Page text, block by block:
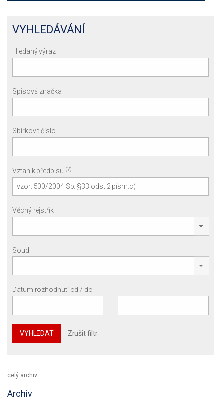
VYHLEDÁVÁNÍ
Hledaný výraz
Spisová značka
Sbírkové číslo
Vztah k předpisu (?)
Věcný rejstřík
Soud
Datum rozhodnutí od / do
VYHLEDAT Zrušit filtr
celý archiv
Archiv